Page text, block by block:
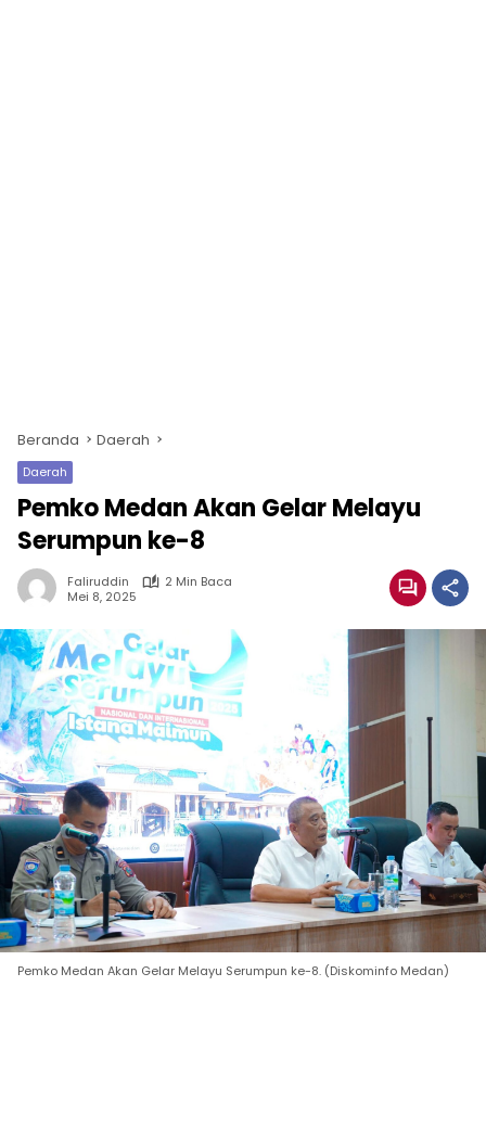
Beranda Daerah
Daerah
Pemko Medan Akan Gelar Melayu
Serumpun ke-8
Faliruddin
2 Min Baca
Mei 8, 2025
Pemko Medan Akan Gelar Melayu Serumpun ke-8. (Diskominfo Medan)